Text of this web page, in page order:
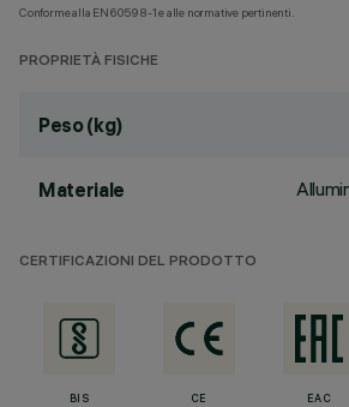
Conforme alla EN60598-1 e alle normative pertinenti.
PROPRIETÀ FISICHE
Peso (kg)
Materiale
CERTIFICAZIONI DEL PRODOTTO
BIS CE EAC